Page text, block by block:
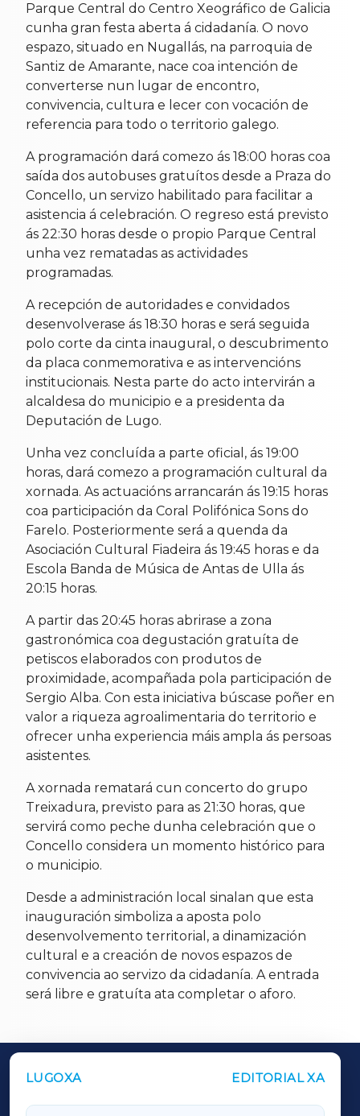
Parque Central do Centro Xeográfico de Galicia
cunha gran festa aberta á cidadanía. O novo
espazo, situado en Nugallás, na parroquia de
Santiz de Amarante, nace coa intención de
converterse nun lugar de encontro,
convivencia, cultura e lecer con vocación de
referencia para todo o territorio galego.
A programación dará comezo ás 18:00 horas coa
saída dos autobuses gratuítos desde a Praza do
Concello, un servizo habilitado para facilitar a
asistencia á celebración. O regreso está previsto
ás 22:30 horas desde o propio Parque Central
unha vez rematadas as actividades
programadas.
A recepción de autoridades e convidados
desenvolverase ás 18:30 horas e será seguida
polo corte da cinta inaugural, o descubrimento
da placa conmemorativa e as intervencións
institucionais. Nesta parte do acto intervirán a
alcaldesa do municipio e a presidenta da
Deputación de Lugo.
Unha vez concluída a parte oficial, ás 19:00
horas, dará comezo a programación cultural da
xornada. As actuacións arrancarán ás 19:15 horas
coa participación da Coral Polifónica Sons do
Farelo. Posteriormente será a quenda da
Asociación Cultural Fiadeira ás 19:45 horas e da
Escola Banda de Música de Antas de Ulla ás
20:15 horas.
A partir das 20:45 horas abrirase a zona
gastronómica coa degustación gratuíta de
petiscos elaborados con produtos de
proximidade, acompañada pola participación de
Sergio Alba. Con esta iniciativa búscase poñer en
valor a riqueza agroalimentaria do territorio e
ofrecer unha experiencia máis ampla ás persoas
asistentes.
A xornada rematará cun concerto do grupo
Treixadura, previsto para as 21:30 horas, que
servirá como peche dunha celebración que o
Concello considera un momento histórico para
o municipio.
Desde a administración local sinalan que esta
inauguración simboliza a aposta polo
desenvolvemento territorial, a dinamización
cultural e a creación de novos espazos de
convivencia ao servizo da cidadanía. A entrada
será libre e gratuíta ata completar o aforo.
LUGOXA EDITORIAL XA
OUTROS PERIÓDICOS